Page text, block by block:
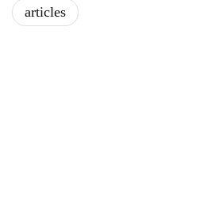
articles